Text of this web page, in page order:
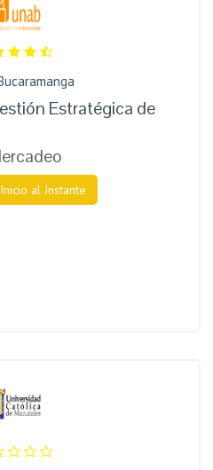
Estratégica de
al Instante